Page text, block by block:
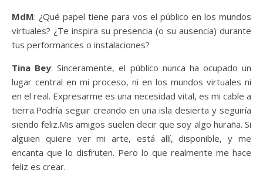
MdM: ¿Qué papel tiene para vos el público en los mundos
virtuales? ¿Te inspira su presencia (o su ausencia) durante
tus performances o instalaciones?
Tina Bey: Sinceramente, el público nunca ha ocupado un
lugar central en mi proceso, ni en los mundos virtuales ni
en el real. Expresarme es una necesidad vital, es mi cable a
tierra.Podría seguir creando en una isla desierta y seguiría
siendo feliz.Mis amigos suelen decir que soy algo huraña. Si
alguien quiere ver mi arte, está allí, disponible, y me
encanta que lo disfruten. Pero lo que realmente me hace
feliz es crear.